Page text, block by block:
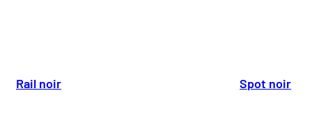
Rail noir Spot noir